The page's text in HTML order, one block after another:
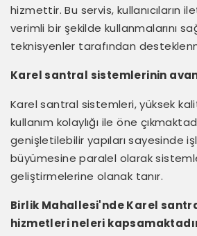
hizmettir. Bu servis, kullanıcıların
verimli bir şekilde kullanmalarını
teknisyenler tarafından
Karel santral sistemlerinin
Karel santral sistemleri, yüksek
kullanım kolaylığı ile öne
genişletilebilir yapıları sayesinde
büyümesine paralel olarak
geliştirmelerine olanak tanır.
Birlik Mahallesi'nde Karel
hizmetleri neleri